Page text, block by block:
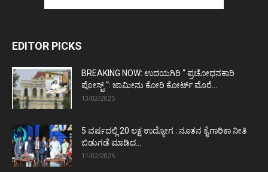
EDITOR PICKS
BREAKING NOW: ಉದಯಗಿರಿ “ ಪ್ರಚೋಧನಕಾರಿ
ಪೋಸ್ಟ್‌ “: ಜಾಮೀನು ಕೋರಿ ಕೋರ್ಟ್‌ ಮೊರೆ...
13/02/2025
5 ವರ್ಷದಲ್ಲಿ 20 ಲಕ್ಷ ಉದ್ಯೋಗ : ನೂತನ ಕೈಗಾರಿಕಾ ನೀತಿ
ಬಿಡುಗಡೆ ಮಾಡಿದ...
11/02/2025